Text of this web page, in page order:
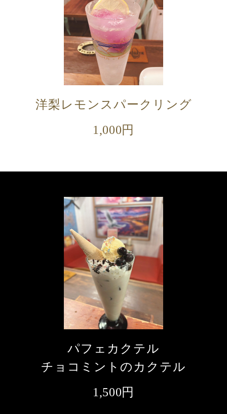
洋梨レモンスパークリング
1,000円
パフェカクテル
チョコミントのカクテル
1,500円